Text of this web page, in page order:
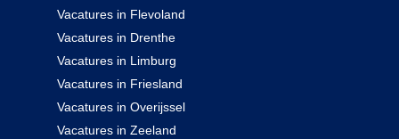
Vacatures in Flevoland
Vacatures in Drenthe
Vacatures in Limburg
Vacatures in Friesland
Vacatures in Overijssel
Vacatures in Zeeland